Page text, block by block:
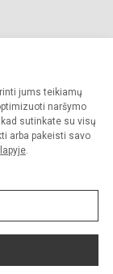
jums teikiamų
naršymo
sutinkate su visų
arba pakeisti savo
.
administracijos